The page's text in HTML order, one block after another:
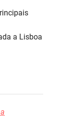
a Lisboa